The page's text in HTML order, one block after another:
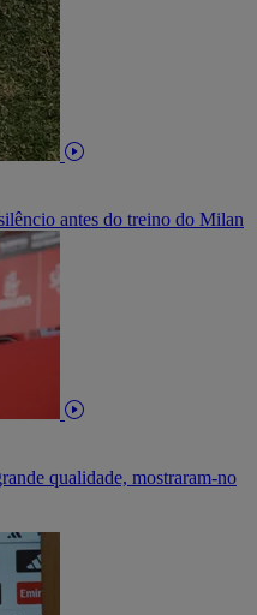
antes do treino do Milan
qualidade, mostraram-no